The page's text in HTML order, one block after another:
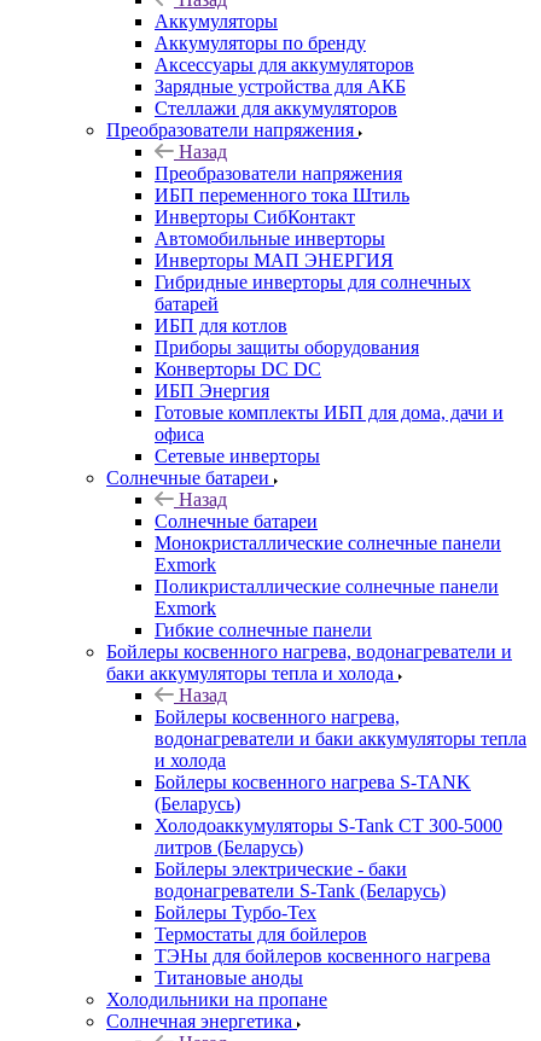
Аккумуляторы
Аккумуляторы по бренду
Аксессуары для аккумуляторов
Зарядные устройства для АКБ
Стеллажи для аккумуляторов
Преобразователи напряжения
Назад
Преобразователи напряжения
ИБП переменного тока Штиль
Инверторы СибКонтакт
Автомобильные инверторы
Инверторы МАП ЭНЕРГИЯ
Гибридные инверторы для солнечных
батарей
ИБП для котлов
Приборы защиты оборудования
Конверторы DC DC
ИБП Энергия
Готовые комплекты ИБП для дома, дачи и
офиса
Сетевые инверторы
Солнечные батареи
Назад
Солнечные батареи
Монокристаллические солнечные панели
Exmork
Поликристаллические солнечные панели
Exmork
Гибкие солнечные панели
Бойлеры косвенного нагрева, водонагреватели и
баки аккумуляторы тепла и холода
Назад
Бойлеры косвенного нагрева,
водонагреватели и баки аккумуляторы тепла
и холода
Бойлеры косвенного нагрева S-TANK
(Беларусь)
Холодоаккумуляторы S-Tank СТ 300-5000
литров (Беларусь)
Бойлеры электрические - баки
водонагреватели S-Tank (Беларусь)
Бойлеры Турбо-Тех
Термостаты для бойлеров
ТЭНы для бойлеров косвенного нагрева
Титановые аноды
Холодильники на пропане
Солнечная энергетика